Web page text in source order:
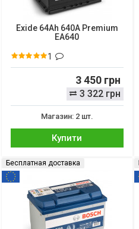
Exide 64Ah 640A Premium
EA640
1
3 450 грн
3 322 грн
Магазин: 2 шт.
Купити
Бесплатная доставка